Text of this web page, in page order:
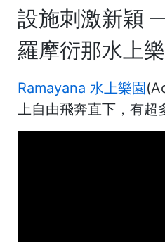
設施刺激新穎
羅摩衍那水上
Ramayana 水上樂園
上自由飛奔直下，有超